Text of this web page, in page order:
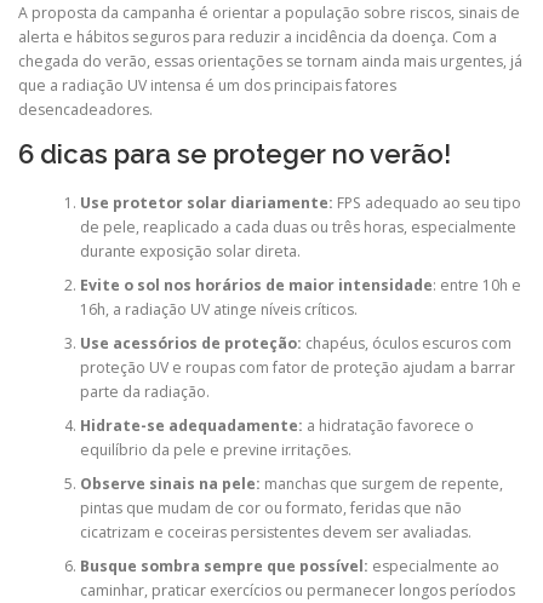
A proposta da campanha é orientar a população sobre riscos, sinais de
alerta e hábitos seguros para reduzir a incidência da doença. Com a
chegada do verão, essas orientações se tornam ainda mais urgentes, já
que a radiação UV intensa é um dos principais fatores
desencadeadores.
6 dicas para se proteger no verão!
Use protetor solar diariamente: FPS adequado ao seu tipo
de pele, reaplicado a cada duas ou três horas, especialmente
durante exposição solar direta.
Evite o sol nos horários de maior intensidade: entre 10h e
16h, a radiação UV atinge níveis críticos.
Use acessórios de proteção: chapéus, óculos escuros com
proteção UV e roupas com fator de proteção ajudam a barrar
parte da radiação.
Hidrate-se adequadamente: a hidratação favorece o
equilíbrio da pele e previne irritações.
Observe sinais na pele: manchas que surgem de repente,
pintas que mudam de cor ou formato, feridas que não
cicatrizam e coceiras persistentes devem ser avaliadas.
Busque sombra sempre que possível: especialmente ao
caminhar, praticar exercícios ou permanecer longos períodos